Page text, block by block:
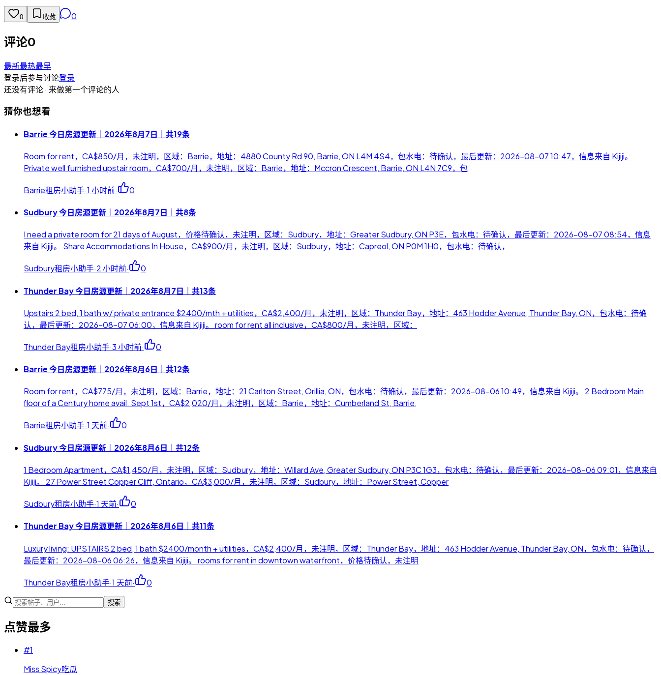
0 收藏 0
评论0
最新最热最早
登录后参与讨论登录
还没有评论 · 来做第一个评论的人
猜你也想看
Barrie 今日房源更新｜2026年8月7日｜共19条
Room for rent，CA$850/月，未注明，区域：Barrie，地址：4880 County Rd 90, Barrie, ON L4M 4S4，包水电：待确认，最后更新：2026-08-07 10:47，信息来自 Kijiji。
Private well furnished upstair room，CA$700/月，未注明，区域：Barrie，地址：Mccron Crescent, Barrie, ON L4N 7C9，包
Barrie租房小助手·1 小时前· 0
Sudbury 今日房源更新｜2026年8月7日｜共8条
I need a private room for 21 days of August，价格待确认，未注明，区域：Sudbury，地址：Greater Sudbury, ON P3E，包水电：待确认，最后更新：2026-08-07 08:54，信息
来自 Kijiji。 Share Accommodations In House，CA$900/月，未注明，区域：Sudbury，地址：Capreol, ON P0M 1H0，包水电：待确认，
Sudbury租房小助手·2 小时前· 0
Thunder Bay 今日房源更新｜2026年8月7日｜共13条
Upstairs 2 bed, 1 bath w/ private entrance $2400/mth + utilities，CA$2,400/月，未注明，区域：Thunder Bay，地址：463 Hodder Avenue, Thunder Bay, ON，包水电：待确
认，最后更新：2026-08-07 06:00，信息来自 Kijiji。 room for rent all inclusive，CA$800/月，未注明，区域：
Thunder Bay租房小助手·3 小时前· 0
Barrie 今日房源更新｜2026年8月6日｜共12条
Room for rent，CA$775/月，未注明，区域：Barrie，地址：21 Carlton Street, Orillia, ON，包水电：待确认，最后更新：2026-08-06 10:49，信息来自 Kijiji。 2 Bedroom Main
floor of a Century home avail. Sept 1st，CA$2,020/月，未注明，区域：Barrie，地址：Cumberland St, Barrie,
Barrie租房小助手·1 天前· 0
Sudbury 今日房源更新｜2026年8月6日｜共12条
1 Bedroom Apartment，CA$1,450/月，未注明，区域：Sudbury，地址：Willard Ave, Greater Sudbury, ON P3C 1G3，包水电：待确认，最后更新：2026-08-06 09:01，信息来自
Kijiji。 27 Power Street Copper Cliff, Ontario，CA$3,000/月，未注明，区域：Sudbury，地址：Power Street, Copper
Sudbury租房小助手·1 天前· 0
Thunder Bay 今日房源更新｜2026年8月6日｜共11条
Luxury living: UPSTAIRS 2 bed, 1 bath $2400/month + utilities，CA$2,400/月，未注明，区域：Thunder Bay，地址：463 Hodder Avenue, Thunder Bay, ON，包水电：待确认，
最后更新：2026-08-06 06:26，信息来自 Kijiji。 rooms for rent in downtown waterfront，价格待确认，未注明
Thunder Bay租房小助手·1 天前· 0
搜索
点赞最多
#1
Miss Spicy吃瓜